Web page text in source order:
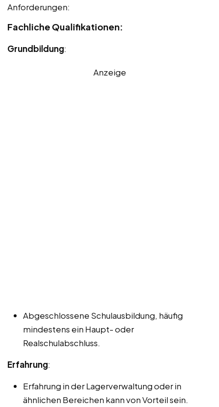
Anforderungen:
Fachliche Qualifikationen:
Grundbildung:
Anzeige
Abgeschlossene Schulausbildung, häufig
mindestens ein Haupt- oder
Realschulabschluss.
Erfahrung:
Erfahrung in der Lagerverwaltung oder in
ähnlichen Bereichen kann von Vorteil sein.